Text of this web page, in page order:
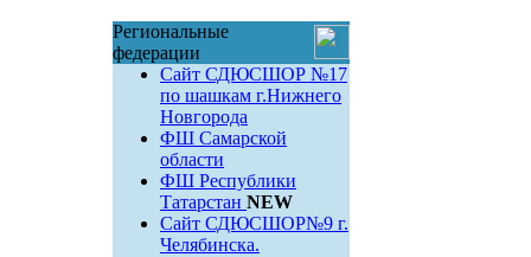
Региональные
федерации
Сайт СДЮСШОР №17
по шашкам г.Нижнего
Новгорода
ФШ Самарской
области
ФШ Республики
Татарстан NEW
Сайт СДЮСШОР№9 г.
Челябинска.